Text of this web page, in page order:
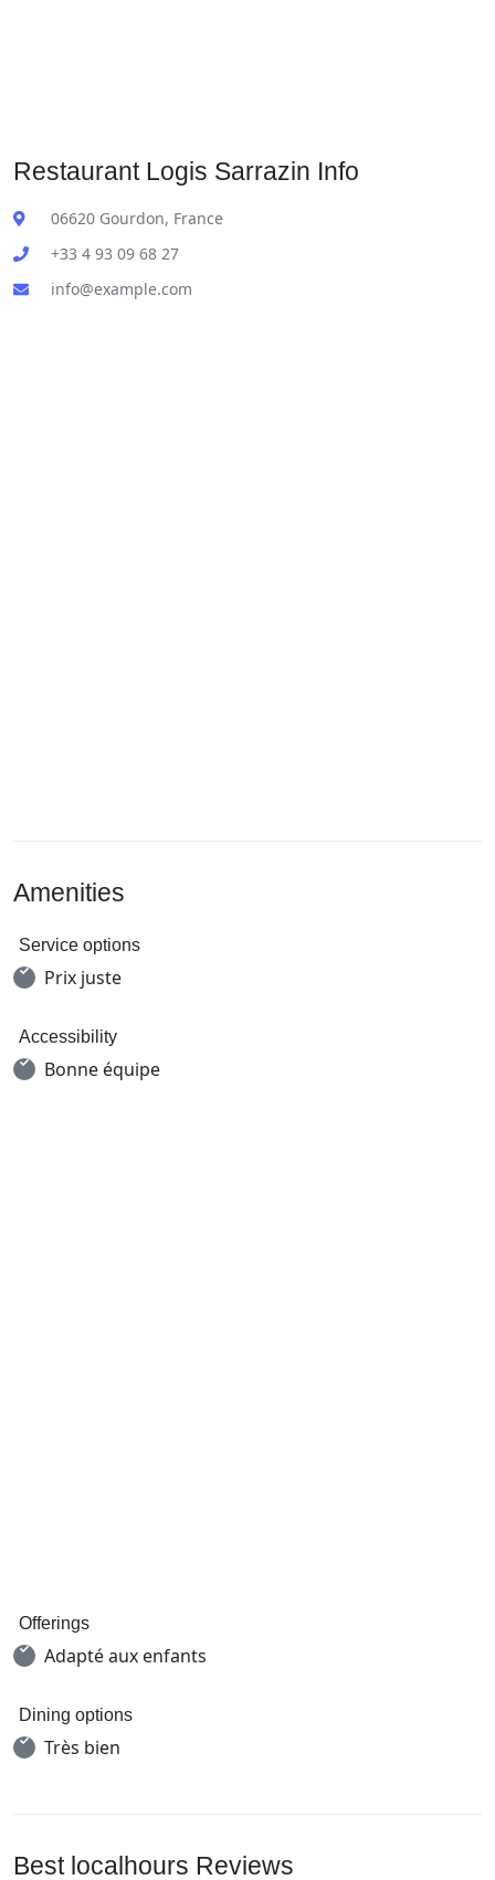
Restaurant Logis Sarrazin Info
06620 Gourdon, France
+33 4 93 09 68 27
info@example.com
Amenities
Service options
Prix juste
Accessibility
Bonne équipe
Offerings
Adapté aux enfants
Dining options
Très bien
Best localhours Reviews